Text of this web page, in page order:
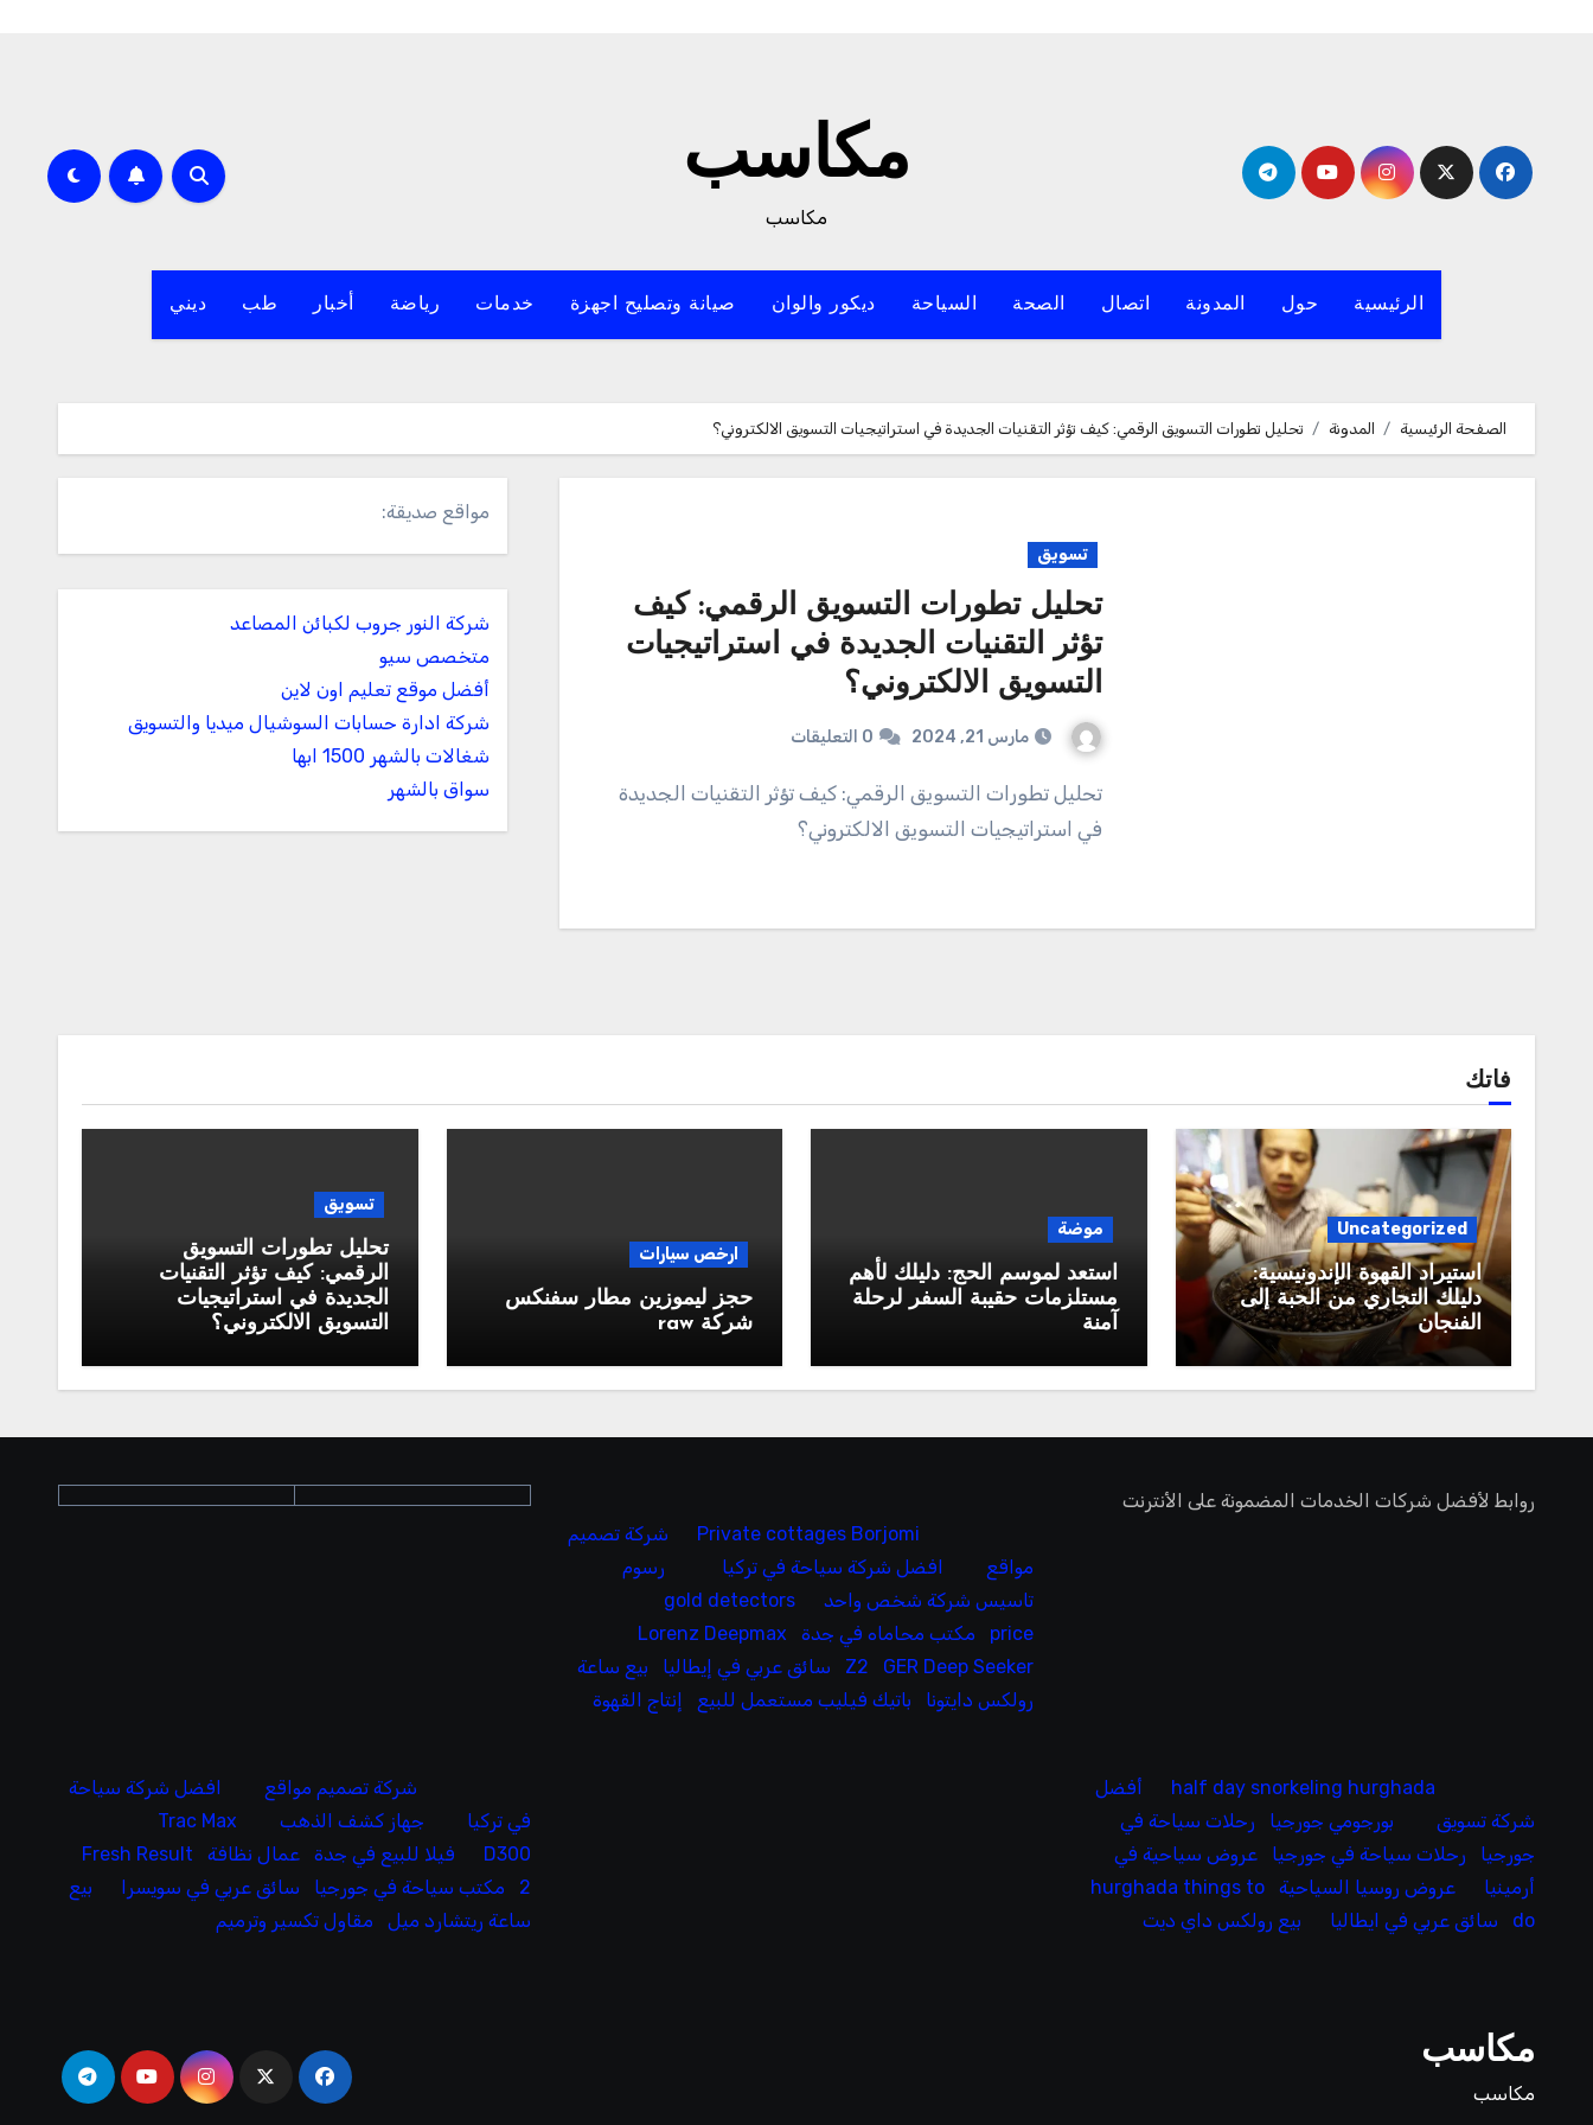
مكاسب
مكاسب
الرئيسية حول المدونة اتصال الصحة السياحة ديكور والوان صيانة وتصليح اجهزة خدمات رياضة أخبار طب ديني
الصفحة الرئيسية المدونة تحليل تطورات التسويق الرقمي: كيف تؤثر التقنيات الجديدة في استراتيجيات التسويق الالكتروني؟
تسويق
تحليل تطورات التسويق الرقمي: كيف
تؤثر التقنيات الجديدة في استراتيجيات
التسويق الالكتروني؟
مارس 21, 2024 0 التعليقات
تحليل تطورات التسويق الرقمي: كيف تؤثر التقنيات الجديدة
في استراتيجيات التسويق الالكتروني؟
مواقع صديقة:
شركة النور جروب لكبائن المصاعد
متخصص سيو
أفضل موقع تعليم اون لاين
شركة ادارة حسابات السوشيال ميديا والتسويق
شغالات بالشهر 1500 ابها
سواق بالشهر
فاتك
Uncategorized
استيراد القهوة الإندونيسية:
دليلك التجاري من الحبة إلى
الفنجان
موضة
استعد لموسم الحج: دليلك لأهم
مستلزمات حقيبة السفر لرحلة
آمنة
ارخص سيارات
حجز ليموزين مطار سفنكس
شركة raw
تسويق
تحليل تطورات التسويق
الرقمي: كيف تؤثر التقنيات
الجديدة في استراتيجيات
التسويق الالكتروني؟
روابط لأفضل شركات الخدمات المضمونة على الأنترنت
Private cottages Borjomi
شركة تصميم
مواقع
افضل شركة سياحة في تركيا
رسوم
تاسيس شركة شخص واحد
gold detectors
price
مكتب محاماه في جدة
Lorenz Deepmax
Z2
GER Deep Seeker سائق عربي في إيطاليا
بيع ساعة
رولكس دايتونا
باتيك فيليب مستعمل للبيع إنتاج القهوة
half day snorkeling hurghada
أفضل
شركة تسويق
بورجومي جورجيا
رحلات سياحة في
جورجيا
رحلات سياحة في جورجيا
عروض سياحية في
أرمينيا
عروض روسيا السياحية
hurghada things to
do
سائق عربي في ايطاليا بيع رولكس داي ديت
شركة تصميم مواقع
افضل شركة سياحة
في تركيا
جهاز كشف الذهب
Trac Max
D300
فيلا للبيع في جدة عمال نظافة
Fresh Result
2
مكتب سياحة في جورجيا سائق عربي في سويسرا
بيع
ساعة ريتشارد ميل
مقاول تكسير وترميم
مكاسب
مكاسب